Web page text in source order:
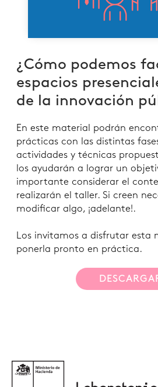
¿Cómo podemos
espacios
de la innovación
En este material podrán
prácticas con las distintas
actividades y técnicas
los ayudarán a lograr un
importante considerar el
realizarán el taller. Si creen
modificar algo, ¡adelante!.
Los invitamos a disfrutar esta
ponerla pronto en práctica.